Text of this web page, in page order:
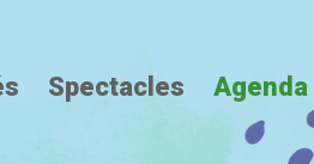
Spectacles Agenda